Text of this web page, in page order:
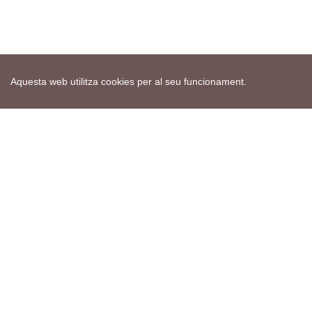
Aquesta web utilitza cookies per al seu funcionament.